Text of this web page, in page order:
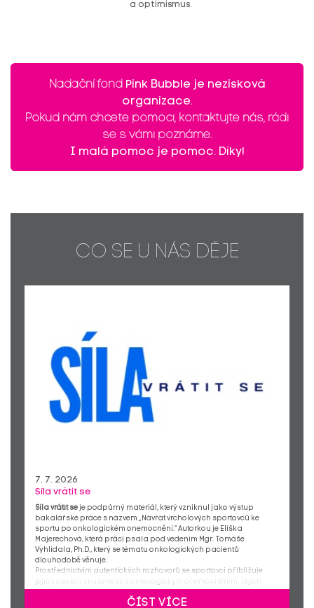
a optimismus.
Nadační fond Pink Bubble je nezisková
organizace.
Pokud nám chcete pomoci, kontaktujte nás, rádi
se s vámi poznáme.
I malá pomoc je pomoc. Díky!
CO SE U NÁS DĚJE
číst více
7. 7. 2026
Síla vrátit se
Síla vrátit se je podpůrný materiál, který vzniknul jako výstup
bakalářské práce s názvem „Návrat vrcholových sportovců ke
sportu po onkologickém onemocnění.“ Autorkou je Eliška
Majerechová, která práci psala pod vedením Mgr. Tomáše
Vyhlídala, Ph.D., který se tématu onkologických pacientů
dlouhodobě věnuje.
Prostřednictvím autentických rozhovorů se sportovci přibližuje
jejich osobní zkušenosti s onkologickým onemocněním. Jejich
úspěších, ale především v odhodlání nevzdat se, přijmout změnu a